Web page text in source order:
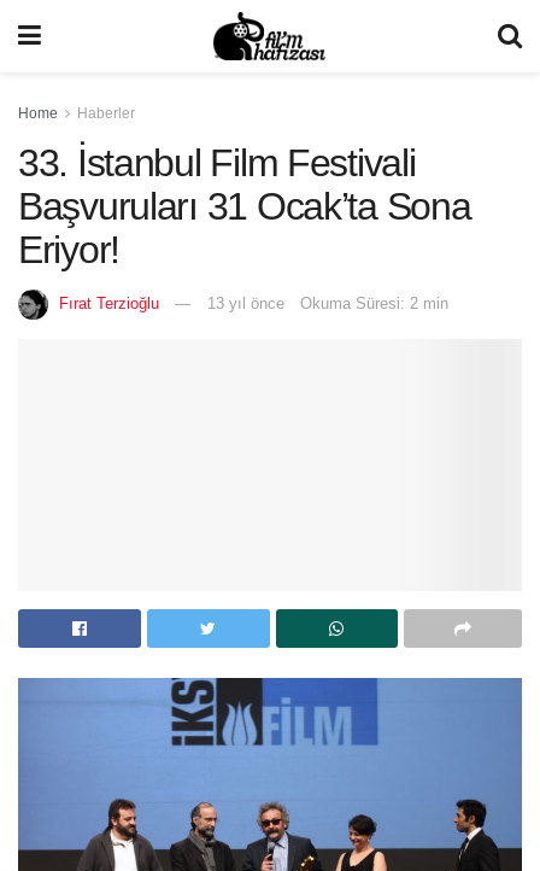
Home Haberler
33. İstanbul Film Festivali
Başvuruları 31 Ocak’ta Sona
Eriyor!
Fırat Terzioğlu 13 yıl önce Okuma Süresi: 2 min